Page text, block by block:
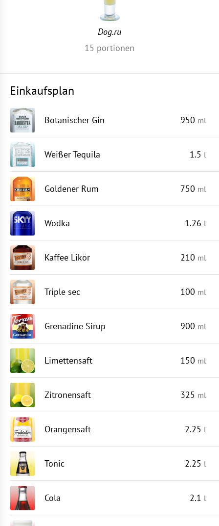
Dog.ru
15 portionen
Einkaufsplan
Botanischer Gin 950 ml
Weißer Tequila 1.5 l
Goldener Rum 750 ml
Wodka 1.26 l
Kaffee Likör 210 ml
Triple sec 100 ml
Grenadine Sirup 900 ml
Limettensaft 150 ml
Zitronensaft 325 ml
Orangensaft 2.25 l
Tonic 2.25 l
Cola 2.1 l